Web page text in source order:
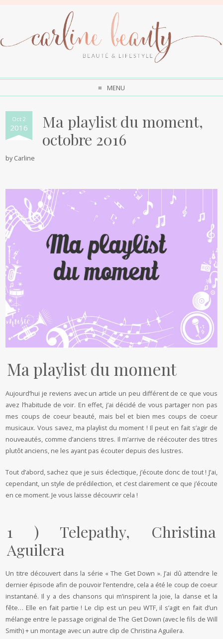
MENU
Oct 2
2016
Ma playlist du moment,
octobre 2016
byCarline
Ma playlist du moment
Aujourd’hui je reviens avec un article un peu différent de ce que vous
avez l’habitude de voir. En effet, j’ai décidé de vous partager non pas
mes coups de coeur beauté, mais bel et bien mes coups de coeur
musicaux. Vous savez, ma playlist du moment ! Il peut en fait s’agir de
nouveautés, comme d’anciens titres. Il m’arrive de réécouter des titres
plutôt anciens, ne les ayant pas écouter depuis des lustres.
Tout d’abord, sachez que je suis éclectique, j’écoute donc de tout ! J’ai,
cependant, un style de prédilection, et c’est clairement ce que j’écoute
en ce moment. Je vous laisse découvrir cela !
1 ) Telepathy, Christina
Aguilera
Un titre découvert dans la série « The Get Down ». J’ai dû attendre le
dernier épisode afin de pouvoir l’entendre, cela a été le coup de coeur
instantané. Il y a des chansons qui m’inspirent la joie, la danse et la
fête… Elle en fait partie ! Le clip est un peu WTF, il s’agit en fait d’un
mélange entre le passage original de The Get Down (avec le fils de Will
Smith) + un montage avec un autre clip de Christina Aguilera.